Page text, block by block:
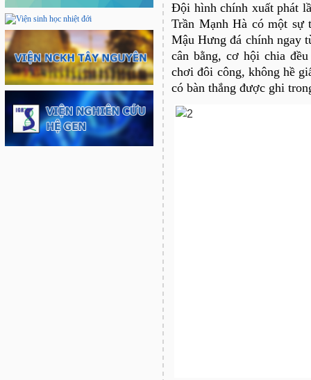
Đội hình chính xuất phát
Trần Mạnh Hà có một sự
Mậu Hưng đá chính ngay
cân bằng, cơ hội chia
chơi đôi công, không hề
có bàn thắng được ghi